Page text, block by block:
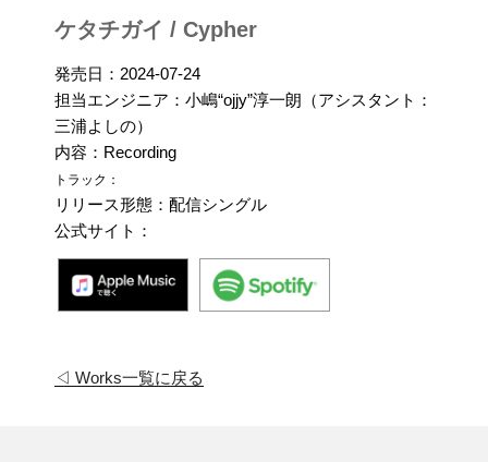
ケタチガイ / Cypher
発売日：2024-07-24
担当エンジニア：小嶋“ojjy”淳一朗（アシスタント：
三浦よしの）
内容：Recording
トラック：
リリース形態：配信シングル
公式サイト：
◁ Works一覧に戻る